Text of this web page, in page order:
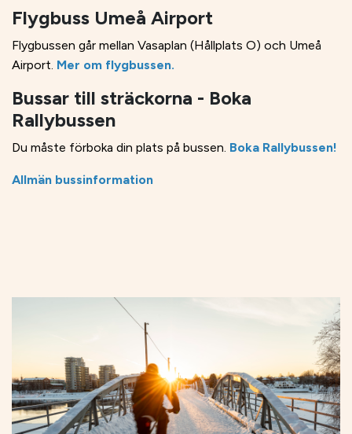
Flygbuss Umeå Airport
Flygbussen går mellan Vasaplan (Hållplats O) och Umeå
Airport. Mer om flygbussen.
Bussar till sträckorna - Boka
Rallybussen
Du måste förboka din plats på bussen. Boka Rallybussen!
Allmän bussinformation